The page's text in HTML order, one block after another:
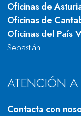
Oficinas de
Oficinas de
Oficinas del País
Sebastián
ATENCIÓN
Contacta con